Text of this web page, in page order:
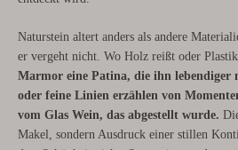
Naturstein altert anders als andere
er vergeht nicht. Wo Holz reißt oder
Marmor eine Patina, die ihn lebendiger
oder feine Linien erzählen von
vom Glas Wein, das abgestellt wurde.
Makel, sondern Ausdruck einer stillen